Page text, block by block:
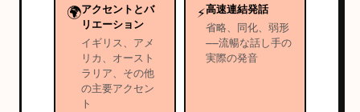
🌍アクセントとバ
リエーション
イギリス、アメ
リカ、オースト
ラリア、その他
の主要アクセン
ト
⚡高速連結発話
省略、同化、弱形
——流暢な話し手の
実際の発音